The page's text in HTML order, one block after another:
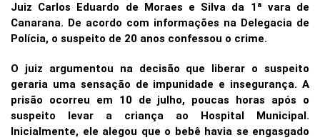
Juiz Carlos Eduardo de Moraes e Silva da 1ª vara de
Canarana. De acordo com informações na Delegacia de
Polícia, o suspeito de 20 anos confessou o crime.
O juiz argumentou na decisão que liberar o suspeito
geraria uma sensação de impunidade e insegurança. A
prisão ocorreu em 10 de julho, poucas horas após o
suspeito levar a criança ao Hospital Municipal.
Inicialmente, ele alegou que o bebê havia se engasgado